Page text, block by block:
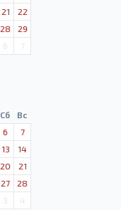
21
22
28
29
6 7
Сб
Вс
6
7
13
14
20
21
27
28
3
4